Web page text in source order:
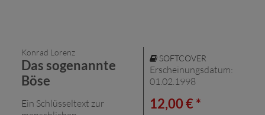
Konrad Lorenz
Das sogenannte
Böse
Ein Schlüsseltext zur
SOFTCOVER
Erscheinungsdatum:
01.02.1998
12,00 € *